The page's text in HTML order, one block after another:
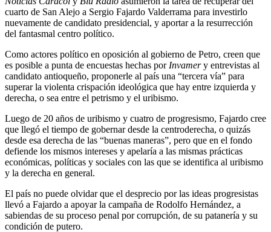
cuarto de San Alejo a Sergio Fajardo Valderrama para investirlo
nuevamente de candidato presidencial, y aportar a la resurrección
del fantasmal centro político.
Como actores político en oposición al gobierno de Petro, creen que
es posible a punta de encuestas hechas por Invamery entrevistas al
candidato antioqueño, proponerle al país una “tercera vía” para
superar la violenta crispación ideológica que hay entre izquierda y
derecha, o sea entre el petrismo y el uribismo.
Luego de 20 años de uribismo y cuatro de progresismo, Fajardo cree
que llegó el tiempo de gobernar desde la centroderecha, o quizás
desde esa derecha de las “buenas maneras”, pero que en el fondo
defiende los mismos intereses y apelaría a las mismas prácticas
económicas, políticas y sociales con las que se identifica al uribismo
y la derecha en general.
El país no puede olvidar que el desprecio por las ideas progresistas
llevó a Fajardo a apoyar la campaña de Rodolfo Hernández, a
sabiendas de su proceso penal por corrupción, de su patanería y su
condición de putero.